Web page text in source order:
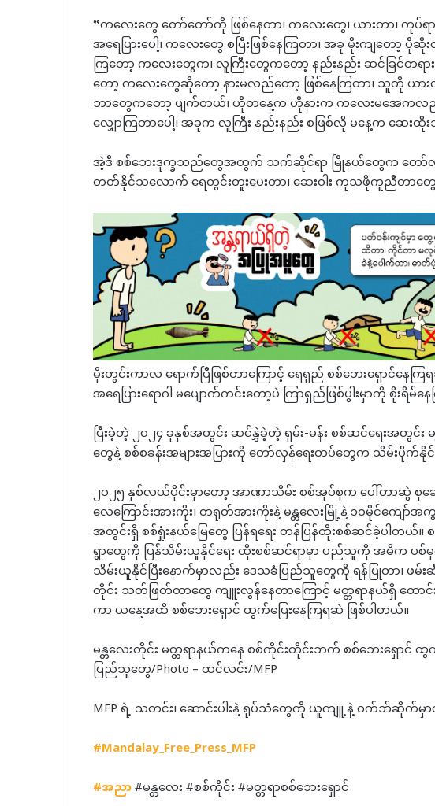
”ကလေးတွေ တော်တော်ကို ဖြစ်နေတာ၊ ကလေးတွေ၊ ယားတာ၊ ကု
အရေပြားပေါ့၊ ကလေးတွေ စပြီးဖြစ်နေကြတာ၊ အခု မိုးကျတော့ ပို
ကြတော့ ကလေးတွေက၊ လူကြီးတွေကတော့ နည်းနည်း ဆင်ခြင်တရ
တော့ ကလေးတွေဆိုတော့ နားမလည်တော့ ဖြစ်နေကြတာ၊ သူတို ယား
ဘာတွေကတော့ ပျက်တယ်၊ ဟိုတနေ့က ဟိုနားက ကလေးမအေကလည်
လျှောကြတာပေါ့၊ အခုက လူကြီး နည်းနည်း စဖြစ်လို မနေ့က ဆေးထို
အဲ့ဒီ စစ်ဘေးဒုက္ခသည်တွေအတွက် သက်ဆိုင်ရာ မြိုနယ်တွေက တော်
တတ်နိုင်သလောက် ရေတွင်းတူးပေးတာ၊ ဆေးဝါး ကုသဖိုကူညီတ
မိုးတွင်းကာလ ရောက်ပြီဖြစ်တာကြောင့် ရေရှည် စစ်ဘေးရှောင်န
အရေပြားရောဂါ မပျောက်ကင်းတော့ပဲ ကြာရှည်ဖြစ်ပွါးမှာကို စို
ပြီးခဲ့တဲ့ ၂၀၂၄ ခုနှစ်အတွင်း ဆင်နွှဲခဲ့တဲ့ ရှမ်း-မန်း စစ်ဆင်ရေးအတွင်း
တွေနဲ့ စစ်စခန်းအများအပြားကို တော်လှန်ရေးတပ်တွေက သိမ်းပိုက်နို
၂၀၂၅ နှစ်လယ်ပိုင်းမှာတော့ အာဏာသိမ်း စစ်အုပ်စုက ပေါ်တာဆွဲ
လေကြောင်းအားကိုး၊ တရုတ်အားကိုးနဲ့ မန္တလေးမြို့နဲ့ ၁၀မိုင်ကျော်
အတွင်းရှိ စစ်ရှုံးနယ်မြေတွေ ပြန်ရရေး တန်ပြန်ထိုးစစ်ဆင်ခဲ့ပါတယ်။
ရွာတွေကို ပြန်သိမ်းယူနိုင်ရေး ထိုးစစ်ဆင်ရာမှာ ပည်သူကို အဓိက ပစ်
သိမ်းယူနိုင်ပြီးနောက်မှာလည်း ဒေသခံပြည်သူတွေကို ရန်ပြုတာ၊ ဖမ်
တိုင်း သတ်ဖြတ်တာတွေ ကျူးလွန်နေတာကြောင့် မတ္တရာနယ်ရှိ ထေ
ကာ ယနေ့အထိ စစ်ဘေးရှောင် ထွက်ပြေးနေကြရဆဲ ဖြစ်ပါတယ်။
မန္တလေးတိုင်း မတ္တရာနယ်ကနေ စစ်ကိုင်းတိုင်းဘက် စစ်ဘေးရှောင်
ပြည်သူတွေ/Photo – ထင်လင်း/MFP
MFP ရဲ့ သတင်း၊ ဆောင်းပါးနဲ့ ရုပ်သံတွေကို ယူကျူ့နဲ့ ဝက်ဘ်ဆိုက်မှ
#Mandalay_Free_Press_MFP
#အညာ#မန္တလေး #စစ်ကိုင်း #မတ္တရာစစ်ဘေးရှောင်